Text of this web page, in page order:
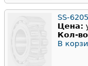
SS-
Цена:
Кол-
В